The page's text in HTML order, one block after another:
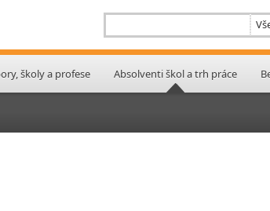
školy a profese Absolventi škol a trh práce